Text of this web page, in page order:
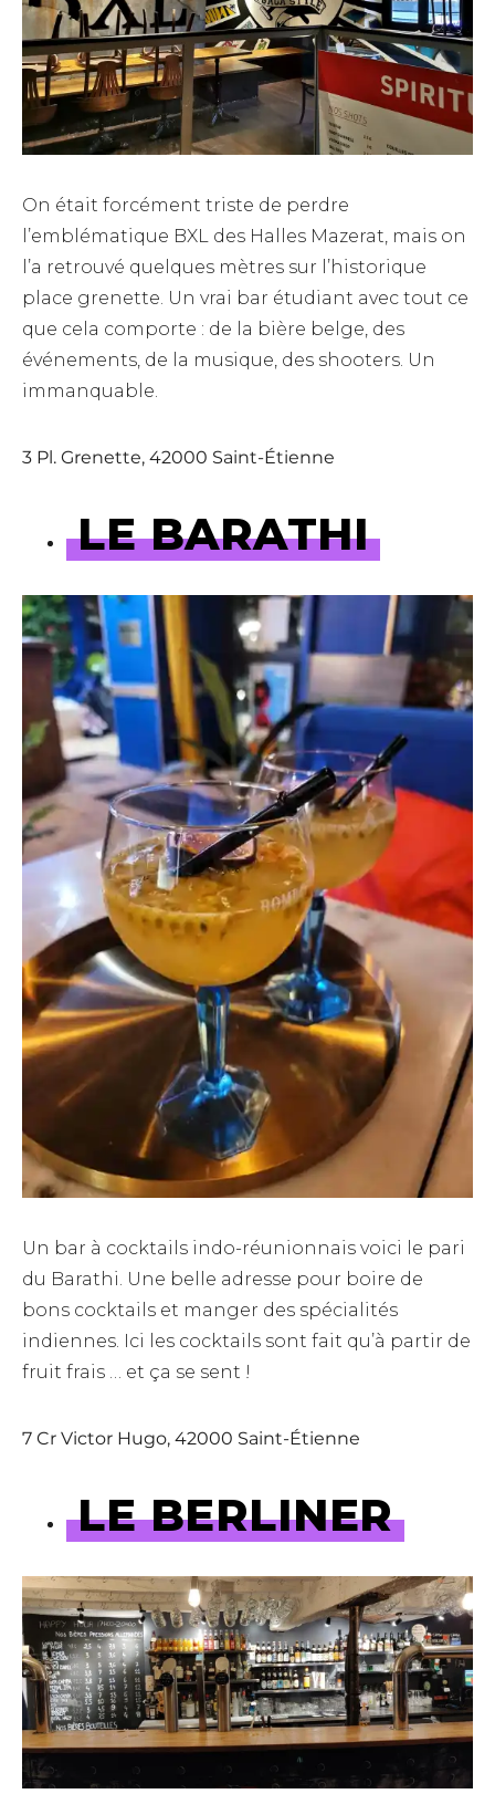
On était forcément triste de perdre
l’emblématique BXL des Halles Mazerat, mais on
l’a retrouvé quelques mètres sur l’historique
place grenette. Un vrai bar étudiant avec tout ce
que cela comporte : de la bière belge, des
événements, de la musique, des shooters. Un
immanquable.
3 Pl. Grenette, 42000 Saint-Étienne
LE BARATHI
Un bar à cocktails indo-réunionnais voici le pari
du Barathi. Une belle adresse pour boire de
bons cocktails et manger des spécialités
indiennes. Ici les cocktails sont fait qu’à partir de
fruit frais … et ça se sent !
7 Cr Victor Hugo, 42000 Saint-Étienne
LE BERLINER